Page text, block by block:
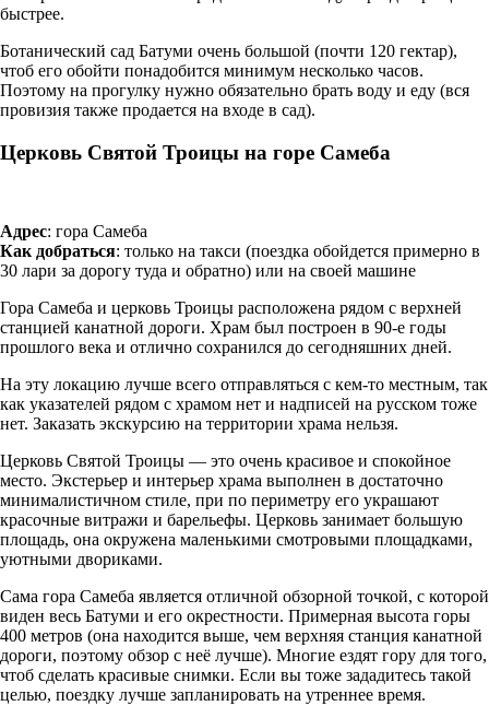
быстрее.
Ботанический сад Батуми очень большой (почти 120 гектар),
чтоб его обойти понадобится минимум несколько часов.
Поэтому на прогулку нужно обязательно брать воду и еду (вся
провизия также продается на входе в сад).
Церковь Святой Троицы на горе Самеба
Адрес: гора Самеба
Как добраться: только на такси (поездка обойдется примерно в
30 лари за дорогу туда и обратно) или на своей машине
Гора Самеба и церковь Троицы расположена рядом с верхней
станцией канатной дороги. Храм был построен в 90-е годы
прошлого века и отлично сохранился до сегодняшних дней.
На эту локацию лучше всего отправляться с кем-то местным, так
как указателей рядом с храмом нет и надписей на русском тоже
нет. Заказать экскурсию на территории храма нельзя.
Церковь Святой Троицы — это очень красивое и спокойное
место. Экстерьер и интерьер храма выполнен в достаточно
минималистичном стиле, при по периметру его украшают
красочные витражи и барельефы. Церковь занимает большую
площадь, она окружена маленькими смотровыми площадками,
уютными двориками.
Сама гора Самеба является отличной обзорной точкой, с которой
виден весь Батуми и его окрестности. Примерная высота горы
400 метров (она находится выше, чем верхняя станция канатной
дороги, поэтому обзор с неё лучше). Многие ездят гору для того,
чтоб сделать красивые снимки. Если вы тоже зададитесь такой
целью, поездку лучше запланировать на утреннее время.